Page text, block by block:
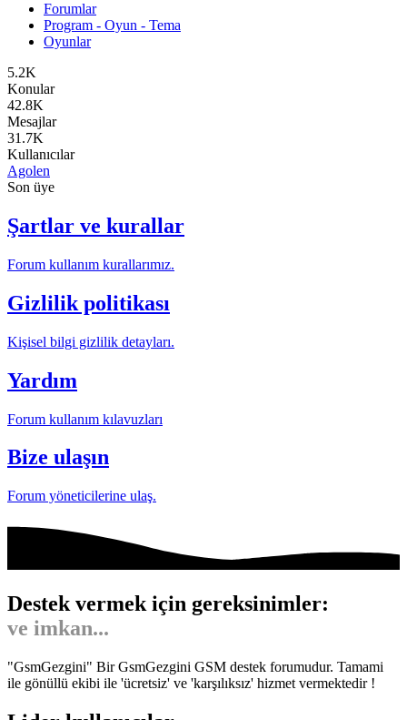
Forumlar
Program - Oyun - Tema
Oyunlar
5.2K
Konular
42.8K
Mesajlar
31.7K
Kullanıcılar
Agolen
Son üye
Şartlar ve kurallar
Forum kullanım kurallarımız.
Gizlilik politikası
Kişisel bilgi gizlilik detayları.
Yardım
Forum kullanım kılavuzları
Bize ulaşın
Forum yöneticilerine ulaş.
Destek vermek için gereksinimler:
Gönül...
"GsmGezgini" Bir GsmGezgini GSM destek forumudur. Tamami
ile gönüllü ekibi ile 'ücretsiz' ve 'karşılıksız' hizmet vermektedir !